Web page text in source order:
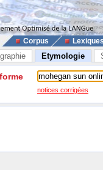
Corpus
Etymologie
notices corrigées